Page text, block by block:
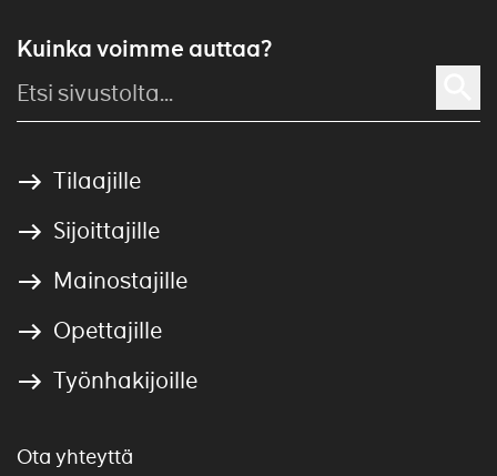
Kuinka voimme auttaa?
Tilaajille
Sijoittajille
Mainostajille
Opettajille
Työnhakijoille
Ota yhteyttä